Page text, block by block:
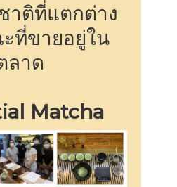
าติที่แตกต่าง
ที่ขายอยู่ใน
ลาด
Matcha